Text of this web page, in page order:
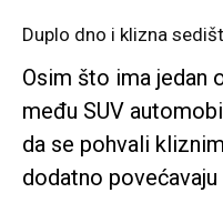
Duplo dno i klizna
Osim što ima jedan
među SUV
da se pohvali
dodatno